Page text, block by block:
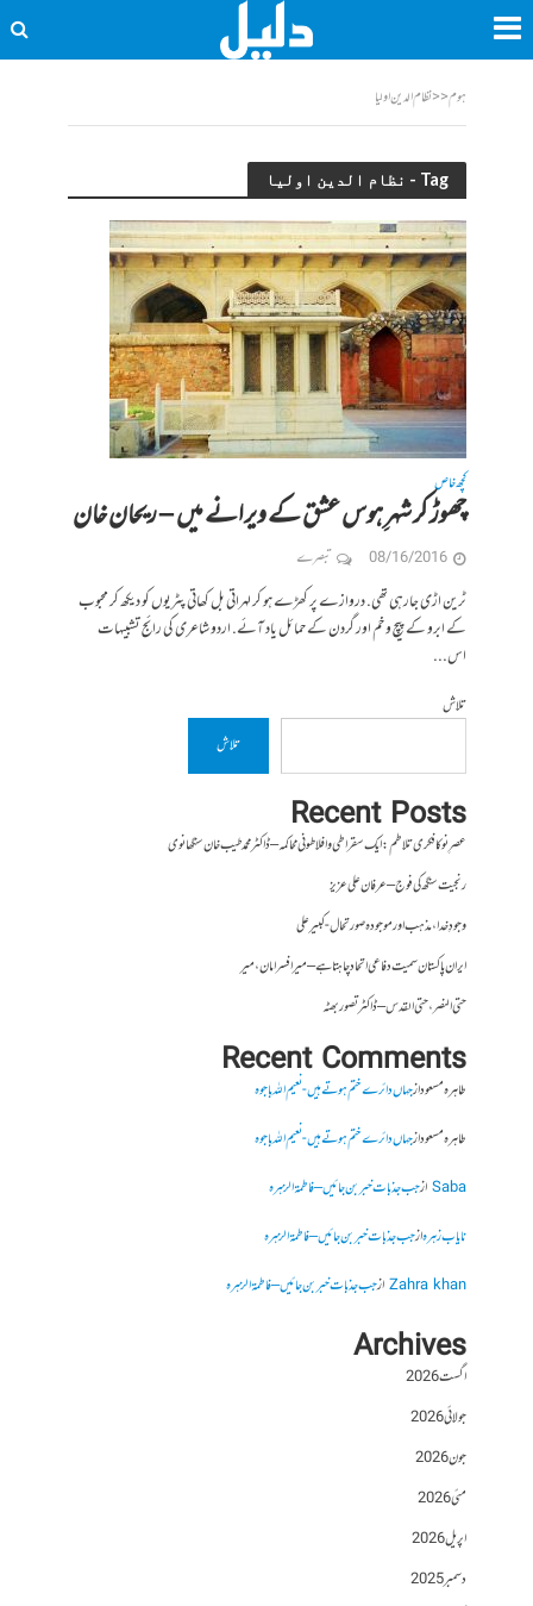
ہوم<<نظام الدین اولیا
Tag - نظام الدین اولیا
کچھ خاص
چھوڑ کر شہرِ ہوس عشق کے ویرانے میں – ریحان خان
08/16/2016 تبصرے
ٹرین اڑی جارہی تھی. دروازے پر کھڑے ہو کر لہراتی بل کھاتی پٹریوں کو دیکھ کر محبوب
کے ابرو کے پیچ و خم اور گردن کے حمائل یاد آئے. اردو شاعری کی رائج تشبیہات
اس...
تلاش
تلاش
Recent Posts
عصرِ نو کا فکری تلاطم: ایک سقراطی و افلاطونی محاکمہ – ڈاکٹر محمد طیب خان سنگھانوی
رنجیت سنگھ کی فوج – عرفان علی عزیز
وجودِ خدا، مذہب اور موجودہ صورتحال- کبیر علی
ایران پاکستان سمیت دفاعی اتحاد چاہتا ہے – میر افسر امان،میر
حتی النصر ، حتی القدس – ڈاکٹر تصور بھٹہ
Recent Comments
طاہرہ مسعودازجہاں دائرے ختم ہوتے ہیں- نعیم اللہ باجوہ
طاہرہ مسعودازجہاں دائرے ختم ہوتے ہیں- نعیم اللہ باجوہ
Sabaازجب جذبات خبر بن جائیں – فاطمۃالزہرہ
نایاب زہرہازجب جذبات خبر بن جائیں – فاطمۃالزہرہ
Zahra khanازجب جذبات خبر بن جائیں – فاطمۃالزہرہ
Archives
اگست 2026
جولائی 2026
جون 2026
مئی 2026
اپریل 2026
دسمبر 2025